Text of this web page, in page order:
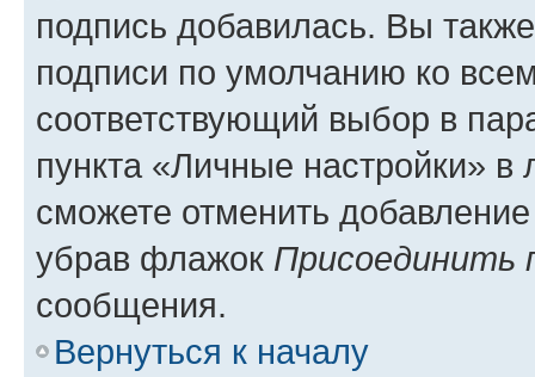
подпись добавилась. Вы
подписи по умолчанию ко
соответствующий выбор в
пункта «Личные настройки»
сможете отменить
убрав флажок Присоединить
сообщения.
Вернуться к началу